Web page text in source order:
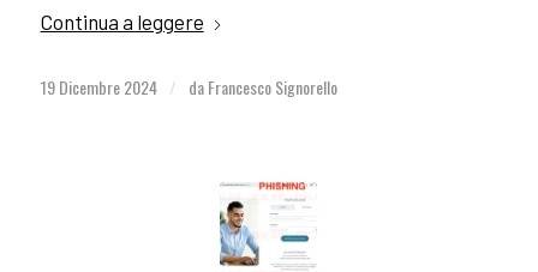
Continua a leggere
19 Dicembre 2024 / daFrancesco Signorello